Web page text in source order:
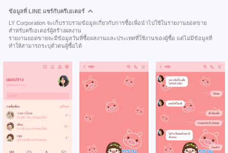
ข้อมูลที่ LINE แชร์กับครีเอเตอร์
LY Corporation จะเก็บรวบรวมข้อมูลเกี่ยวกับการซื้อเพื่อนำไปใช้ในรายงานยอดขาย
สำหรับครีเอเตอร์ผู้สร้างผลงาน
รายงานยอดขายจะมีข้อมูลวันที่ซื้อผลงานและประเทศที่ใช้งานของผู้ซื้อ แต่ไม่มีข้อมูลที่
ทำให้สามารถระบุตัวตนผู้ซื้อได้